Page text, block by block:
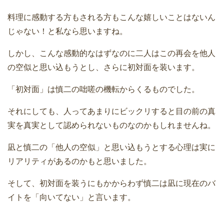
料理に感動する方もされる方もこんな嬉しいことはないん
じゃない！と私なら思いますね。
しかし、こんな感動的なはずなのに二人はこの再会を他人
の空似と思い込もうとし、さらに初対面を装います。
「初対面」は慎二の咄嗟の機転からくるものでした。
それにしても、人ってあまりにビックリすると目の前の真
実を真実として認められないものなのかもしれませんね。
凪と慎二の「他人の空似」と思い込もうとする心理は実に
リアリティがあるのかもと思いました。
そして、初対面を装うにもかからわず慎二は凪に現在のバ
イトを「向いてない」と言います。